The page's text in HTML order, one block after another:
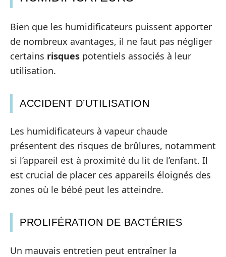
Bien que les humidificateurs puissent apporter
de nombreux avantages, il ne faut pas négliger
certains risques potentiels associés à leur
utilisation.
ACCIDENT D’UTILISATION
Les humidificateurs à vapeur chaude
présentent des risques de brûlures, notamment
si l’appareil est à proximité du lit de l’enfant. Il
est crucial de placer ces appareils éloignés des
zones où le bébé peut les atteindre.
PROLIFÉRATION DE BACTÉRIES
Un mauvais entretien peut entraîner la